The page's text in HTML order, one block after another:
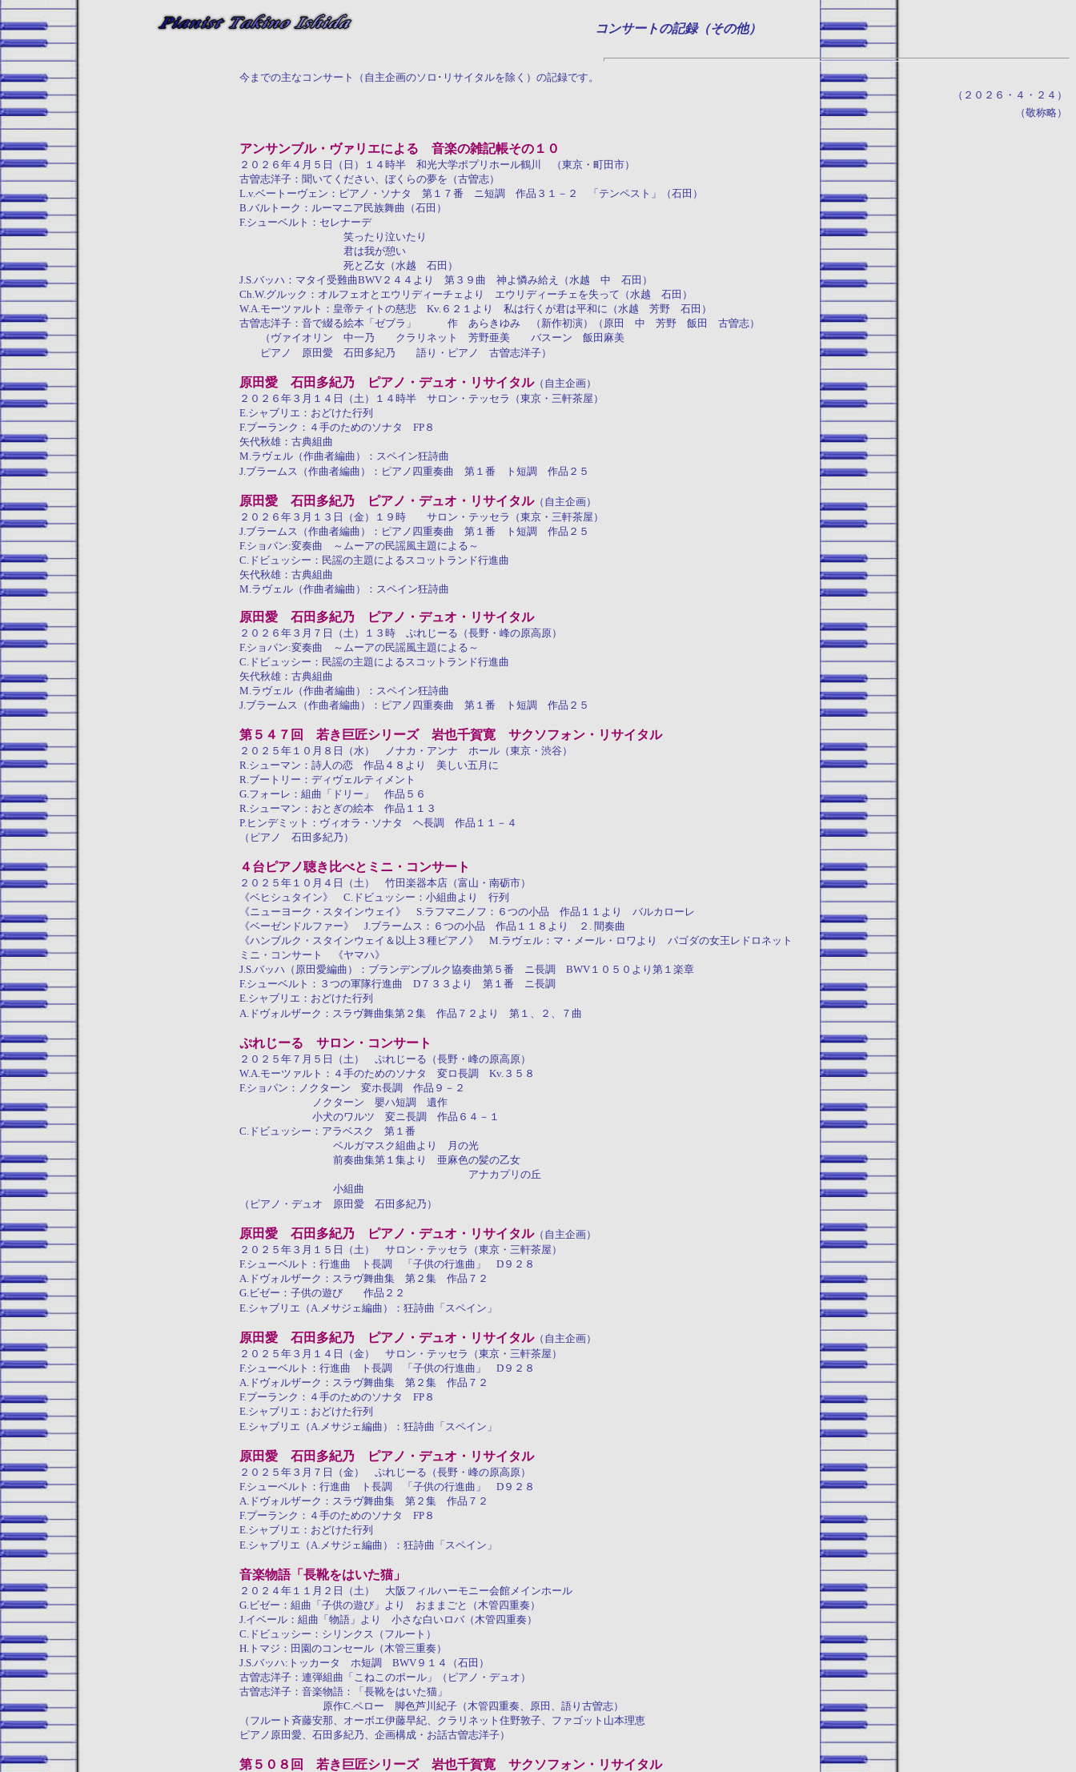
コンサートの記録（その他）
今までの主なコンサート（自主企画のソロ･リサイタルを除く）の記録です。
（２０２６・４・２４）
（敬称略）
アンサンブル・ヴァリエによる 音楽の雑記帳その１０
２０２６年４月５日（日）１４時半 和光大学ポプリホール鶴川 （東京・町田市）
古曽志洋子：聞いてください、ぼくらの夢を（古曽志）
L.v.ベートーヴェン：ピアノ・ソナタ 第１７番 ニ短調 作品３１－２ 「テンペスト」（石田）
B.バルトーク：ルーマニア民族舞曲（石田）
F.シューベルト：セレナーデ
笑ったり泣いたり
君は我が憩い
死と乙女（水越 石田）
J.S.バッハ：マタイ受難曲BWV２４４より 第３９曲 神よ憐み給え（水越 中 石田）
Ch.W.グルック：オルフェオとエウリディーチェより エウリディーチェを失って（水越 石田）
W.A.モーツァルト：皇帝ティトの慈悲 Kv.６２１より 私は行くが君は平和に（水越 芳野 石田）
古曽志洋子：音で綴る絵本「ゼブラ」 作 あらきゆみ （新作初演）（原田 中 芳野 飯田 古曽志）
（ヴァイオリン 中一乃 クラリネット 芳野亜美 バスーン 飯田麻美
ピアノ 原田愛 石田多紀乃 語り・ピアノ 古曽志洋子）
原田愛 石田多紀乃 ピアノ・デュオ・リサイタル（自主企画）
２０２６年３月１４日（土）１４時半 サロン・テッセラ（東京・三軒茶屋）
E.シャブリエ：おどけた行列
F.プーランク：４手のためのソナタ FP８
矢代秋雄：古典組曲
M.ラヴェル（作曲者編曲）：スペイン狂詩曲
J.ブラームス（作曲者編曲）：ピアノ四重奏曲 第１番 ト短調 作品２５
原田愛 石田多紀乃 ピアノ・デュオ・リサイタル（自主企画）
２０２６年３月１３日（金）１９時 サロン・テッセラ（東京・三軒茶屋）
J.ブラームス（作曲者編曲）：ピアノ四重奏曲 第１番 ト短調 作品２５
F.ショパン:変奏曲 ～ムーアの民謡風主題による～
C.ドビュッシー：民謡の主題によるスコットランド行進曲
矢代秋雄：古典組曲
M.ラヴェル（作曲者編曲）：スペイン狂詩曲
原田愛 石田多紀乃 ピアノ・デュオ・リサイタル
２０２６年３月７日（土）１３時 ぷれじーる（長野・峰の原高原）
F.ショパン:変奏曲 ～ムーアの民謡風主題による～
C.ドビュッシー：民謡の主題によるスコットランド行進曲
矢代秋雄：古典組曲
M.ラヴェル（作曲者編曲）：スペイン狂詩曲
J.ブラームス（作曲者編曲）：ピアノ四重奏曲 第１番 ト短調 作品２５
第５４７回 若き巨匠シリーズ 岩也千賀寛 サクソフォン・リサイタル
２０２５年１０月８日（水） ノナカ・アンナ ホール（東京・渋谷）
R.シューマン：詩人の恋 作品４８より 美しい五月に
R.ブートリー：ディヴェルティメント
G.フォーレ：組曲「ドリー」 作品５６
R.シューマン：おとぎの絵本 作品１１３
P.ヒンデミット：ヴィオラ・ソナタ ヘ長調 作品１１－４
（ピアノ 石田多紀乃）
４台ピアノ聴き比べとミニ・コンサート
２０２５年１０月４日（土） 竹田楽器本店（富山・南砺市）
《ベヒシュタイン》 C.ドビュッシー：小組曲より 行列
《ニューヨーク・スタインウェイ》 S.ラフマニノフ：６つの小品 作品１１より バルカローレ
《ベーゼンドルファー》 J.ブラームス：６つの小品 作品１１８より ２. 間奏曲
《ハンブルク・スタインウェイ＆以上３種ピアノ》 M.ラヴェル：マ・メール・ロワより パゴダの女王レドロネット
ミニ・コンサート 《ヤマハ》
J.S.バッハ（原田愛編曲）：ブランデンブルク協奏曲第５番 ニ長調 BWV１０５０より第１楽章
F.シューベルト：３つの軍隊行進曲 D７３３より 第１番 ニ長調
E.シャブリエ：おどけた行列
A.ドヴォルザーク：スラヴ舞曲集第２集 作品７２より 第１、２、７曲
ぷれじーる サロン・コンサート
２０２５年７月５日（土） ぷれじーる（長野・峰の原高原）
W.A.モーツァルト：４手のためのソナタ 変ロ長調 Kv.３５８
F.ショパン：ノクターン 変ホ長調 作品９－２
ノクターン 嬰ハ短調 遺作
小犬のワルツ 変ニ長調 作品６４－１
C.ドビュッシー：アラベスク 第１番
ベルガマスク組曲より 月の光
前奏曲集第１集より 亜麻色の髪の乙女
アナカプリの丘
小組曲
（ピアノ・デュオ 原田愛 石田多紀乃）
原田愛 石田多紀乃 ピアノ・デュオ・リサイタル（自主企画）
２０２５年３月１５日（土） サロン・テッセラ（東京・三軒茶屋）
F.シューベルト：行進曲 ト長調 「子供の行進曲」 D９２８
A.ドヴォルザーク：スラヴ舞曲集 第２集 作品７２
G.ビゼー：子供の遊び 作品２２
E.シャブリエ（A.メサジェ編曲）：狂詩曲「スペイン」
原田愛 石田多紀乃 ピアノ・デュオ・リサイタル（自主企画）
２０２５年３月１４日（金） サロン・テッセラ（東京・三軒茶屋）
F.シューベルト：行進曲 ト長調 「子供の行進曲」 D９２８
A.ドヴォルザーク：スラヴ舞曲集 第２集 作品７２
F.プーランク：４手のためのソナタ FP８
E.シャブリエ：おどけた行列
E.シャブリエ（A.メサジェ編曲）：狂詩曲「スペイン」
原田愛 石田多紀乃 ピアノ・デュオ・リサイタル
２０２５年３月７日（金） ぷれじーる（長野・峰の原高原）
F.シューベルト：行進曲 ト長調 「子供の行進曲」 D９２８
A.ドヴォルザーク：スラヴ舞曲集 第２集 作品７２
F.プーランク：４手のためのソナタ FP８
E.シャブリエ：おどけた行列
E.シャブリエ（A.メサジェ編曲）：狂詩曲「スペイン」
音楽物語「長靴をはいた猫」
２０２４年１１月２日（土） 大阪フィルハーモニー会館メインホール
G.ビゼー：組曲「子供の遊び」より おままごと（木管四重奏）
J.イベール：組曲「物語」より 小さな白いロバ（木管四重奏）
C.ドビュッシー：シリンクス（フルート）
H.トマジ：田園のコンセール（木管三重奏）
J.S.バッハ:トッカータ ホ短調 BWV９１４（石田）
古曽志洋子：連弾組曲「こねこのポール」（ピアノ・デュオ）
古曽志洋子：音楽物語：「長靴をはいた猫」
原作C.ペロー 脚色芦川紀子（木管四重奏、原田、語り古曽志）
（フルート斉藤安那、オーボエ伊藤早紀、クラリネット住野敦子、ファゴット山本理恵
ピアノ原田愛、石田多紀乃、企画構成・お話古曽志洋子）
第５０８回 若き巨匠シリーズ 岩也千賀寛 サクソフォン・リサイタル